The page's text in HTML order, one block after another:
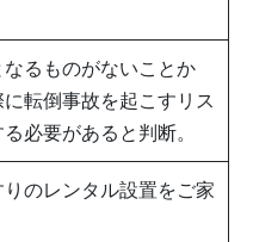
るものがないことか
転倒事故を起こすリス
必要があると判断。
のレンタル設置をご家